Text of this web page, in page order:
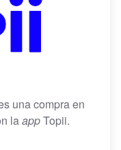
una compra en
laappTopii.